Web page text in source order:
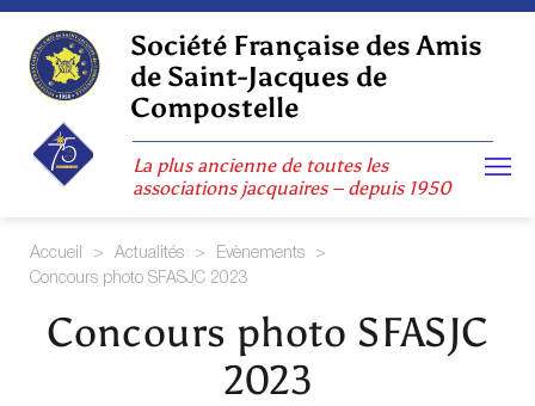
Skip
content
Société Française des Amis
de Saint-Jacques de
Compostelle
La plus ancienne de toutes les
associations jacquaires – depuis 1950
Accueil > Actualités > Evènements
>
Concours photo SFASJC 2023
Concours photo SFASJC
2023